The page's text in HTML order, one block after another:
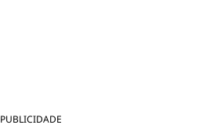
PUBLICIDADE